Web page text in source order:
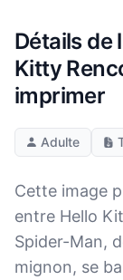
Détails de
Kitty
imprimer
Adulte
Cette image
entre Hello
Spider-Man,
mignon, se